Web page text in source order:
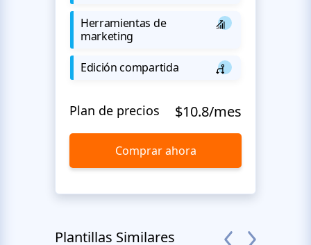
Herramientas de
marketing
Edición compartida
Plan de precios $10.8/mes
Comprar ahora
Plantillas Similares